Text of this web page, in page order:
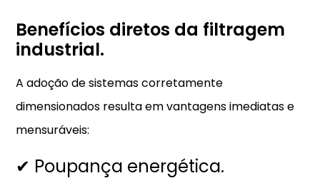
Benefícios diretos da filtragem
industrial.
A adoção de sistemas corretamente
dimensionados resulta em vantagens imediatas e
mensuráveis:
✔ Poupança energética.